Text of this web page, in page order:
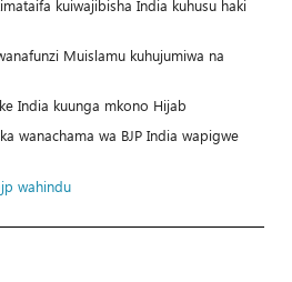
kuiwajibisha India kuhusu haki
Muislamu kuhujumiwa na
India kuunga mkono Hijab
wanachama wa BJP India wapigwe
wahindu